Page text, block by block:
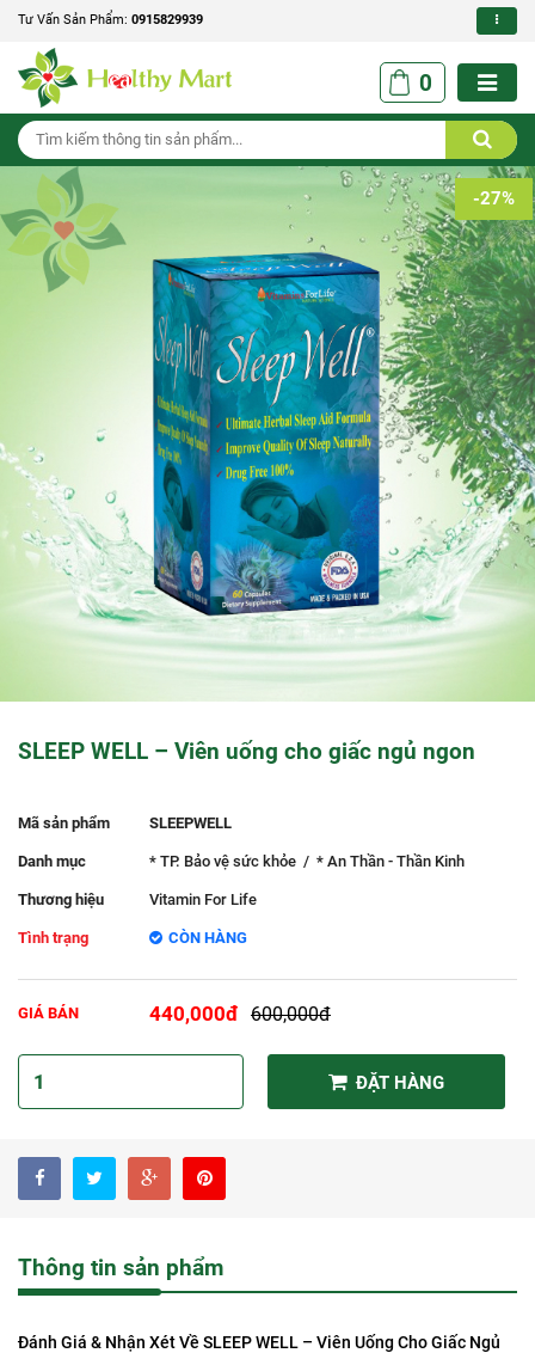
Tư Vấn Sản Phẩm: 0915829939
0
-27%
SLEEP WELL – Viên uống cho giấc ngủ ngon
Mã sản phẩm SLEEPWELL
Danh mục * TP. Bảo vệ sức khỏe / * An Thần - Thần Kinh
Thương hiệu Vitamin For Life
Tình trạng CÒN HÀNG
GIÁ BÁN 440,000đ 600,000đ
ĐẶT HÀNG
Thông tin sản phẩm
Đánh Giá & Nhận Xét Về SLEEP WELL – Viên Uống Cho Giấc Ngủ